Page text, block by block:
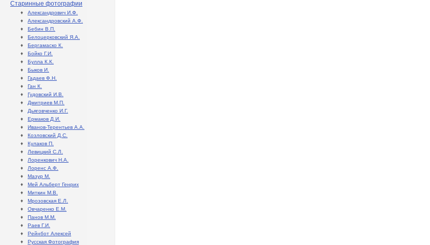
Старинные фотографии
♦ Александрович И.Ф.
♦ Александровский А.Ф.
♦ Бебин В.П.
♦ Белоцерковский Я.А.
♦ Бергамаско К.
♦ Бойко Г.И.
♦ Булла К.К.
♦ Быков И.
♦ Гадаев Ф.Н.
♦ Ган К.
♦ Гудовский И.В.
♦ Дмитриев М.П.
♦ Дьяговченко И.Г.
♦ Ермаков Д.И.
♦ Иванов-Терентьев А.А.
♦ Козловский Д.С.
♦ Кулаков П.
♦ Левицкий С.Л.
♦ Лоренкович Н.А.
♦ Лоренс А.Ф.
♦ Мазур М.
♦ Мей Альберт Генрих
♦ Миткин М.В.
♦ Мрозовская Е.Л.
♦ Овчаренко Е.М.
♦ Панов М.М.
♦ Раев Г.И.
♦ Рейнбот Алексей
♦ Русская Фотография